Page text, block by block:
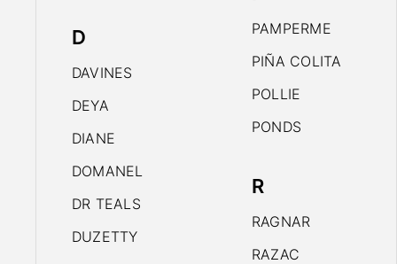
D
DAVINES
DEYA
DIANE
DOMANEL
DR TEALS
DUZETTY
PAMPERME
PIÑA COLITA
POLLIE
PONDS
R
RAGNAR
RAZAC